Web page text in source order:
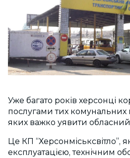
Уже багато років херсонці
послугами тих комунальних
яких важко уявити
Це КП “Херсонміськсвітло”,
експлуатацією, технічним